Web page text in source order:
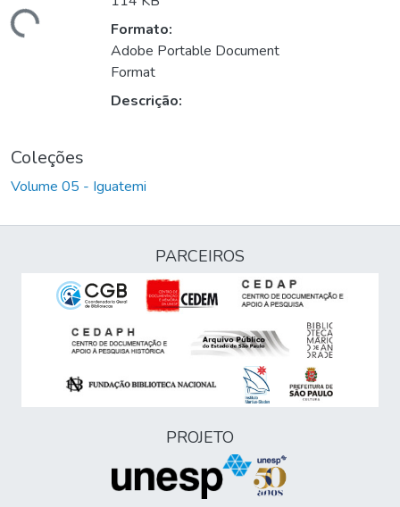
Formato:
Adobe Portable Document
Format
Descrição:
Coleções
Volume 05 - Iguatemi
PARCEIROS
PROJETO